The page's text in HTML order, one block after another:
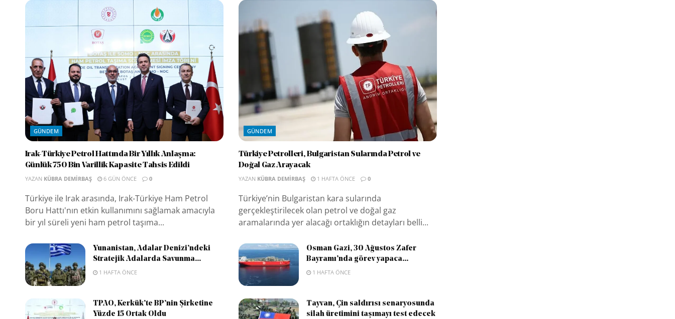
GÜNDEM
Irak-Türkiye Petrol Hattında Bir Yıllık Anlaşma:
Günlük 750 Bin Varillik Kapasite Tahsis Edildi
YAZAN KÜBRA DEMIRBAŞ 6 GÜN ÖNCE 0
Türkiye ile Irak arasında, Irak-Türkiye Ham Petrol
Boru Hattı'nın etkin kullanımını sağlamak amacıyla
bir yıl süreli yeni ham petrol taşıma...
GÜNDEM
Türkiye Petrolleri, Bulgaristan Sularında Petrol ve
Doğal Gaz Arayacak
YAZAN KÜBRA DEMIRBAŞ 1 HAFTA ÖNCE 0
Türkiye’nin Bulgaristan kara sularında
gerçekleştirilecek olan petrol ve doğal gaz
aramalarında yer alacağı ortaklığın detayları belli...
Yunanistan, Adalar Denizi’ndeki
Stratejik Adalarda Savunma...
1 HAFTA ÖNCE
Osman Gazi, 30 Ağustos Zafer
Bayramı’nda görev yapaca...
1 HAFTA ÖNCE
TPAO, Kerkük’te BP’nin Şirketine
Yüzde 15 Ortak Oldu
Tayvan, Çin saldırısı senaryosunda
silah üretimini taşımayı test edecek